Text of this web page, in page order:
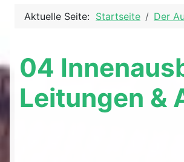
Aktuelle Seite: Startseite Der
04
Leitungen &